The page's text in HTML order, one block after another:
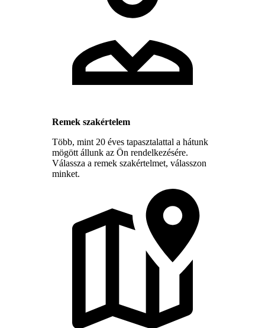
Remek szakértelem
Több, mint 20 éves tapasztalattal a hátunk
mögött állunk az Ön rendelkezésére.
Válassza a remek szakértelmet, válasszon
minket.